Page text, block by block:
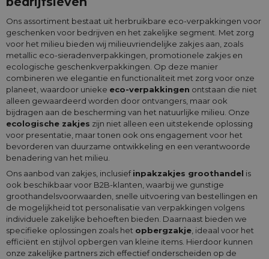
Ons assortiment bestaat uit herbruikbare eco-verpakkingen voor
geschenken voor bedrijven en het zakelijke segment. Met zorg
voor het milieu bieden wij milieuvriendelijke zakjes aan, zoals
metallic eco-sieradenverpakkingen, promotionele zakjes en
ecologische geschenkverpakkingen. Op deze manier
combineren we elegantie en functionaliteit met zorg voor onze
planeet, waardoor unieke eco-verpakkingen ontstaan die niet
alleen gewaardeerd worden door ontvangers, maar ook
bijdragen aan de bescherming van het natuurlijke milieu. Onze
ecologische zakjes zijn niet alleen een uitstekende oplossing
voor presentatie, maar tonen ook ons engagement voor het
bevorderen van duurzame ontwikkeling en een verantwoorde
benadering van het milieu.
Ons aanbod van zakjes, inclusiefinpakzakjes groothandel is
ook beschikbaar voor B2B-klanten, waarbij we gunstige
groothandelsvoorwaarden, snelle uitvoering van bestellingen en
de mogelijkheid tot personalisatie van verpakkingen volgens
individuele zakelijke behoeften bieden. Daarnaast bieden we
specifieke oplossingen zoals het opbergzakje, ideaal voor het
efficiënt en stijlvol opbergen van kleine items. Hierdoor kunnen
onze zakelijke partners zich effectief onderscheiden op de